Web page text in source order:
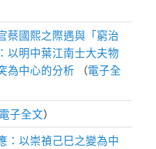
蔡國熙之際遇與「窮治
以明中葉江南士大夫物
為中心的分析 （電子全
電子全文）
：以崇禎己巳之變為中